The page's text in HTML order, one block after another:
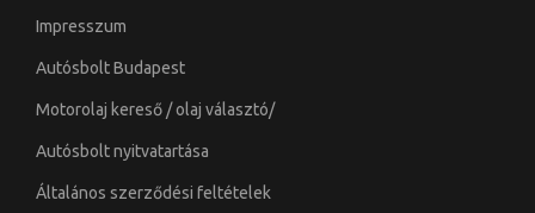
Impresszum
Autósbolt Budapest
Motorolaj kereső / olaj választó/
Autósbolt nyitvatartása
Általános szerződési feltételek